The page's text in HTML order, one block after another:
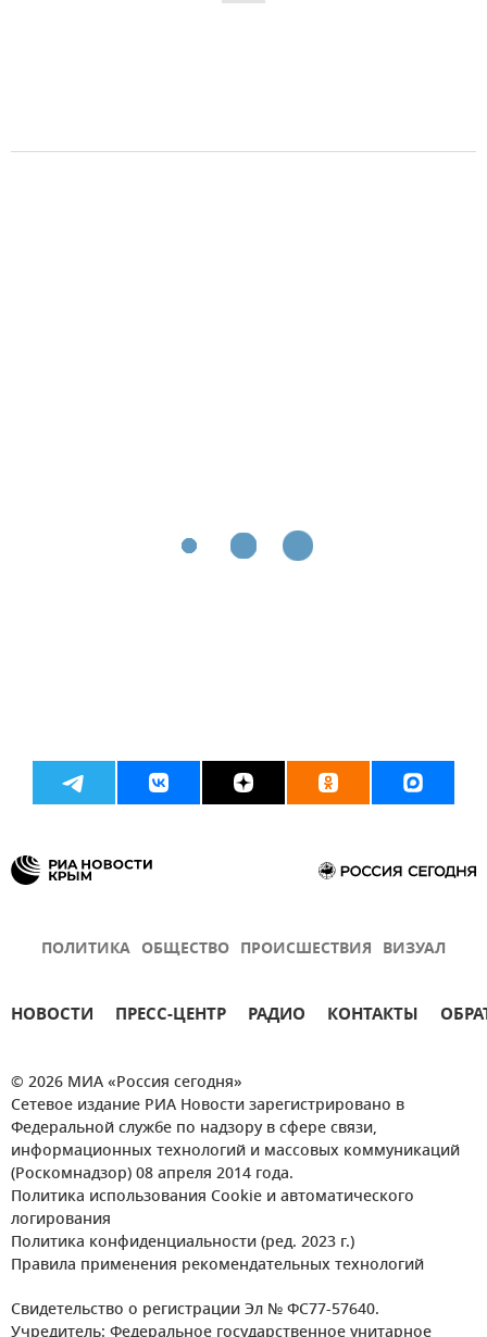
ПОЛИТИКА ОБЩЕСТВО ПРОИСШЕСТВИЯ ВИЗУАЛ
НОВОСТИ ПРЕСС-ЦЕНТР РАДИО КОНТАКТЫ
© 2026 МИА «Россия сегодня»
Сетевое издание РИА Новости зарегистрировано в
Федеральной службе по надзору в сфере связи,
информационных технологий и массовых коммуникаций
(Роскомнадзор) 08 апреля 2014 года.
Политика использования Cookie и автоматического
логирования
Политика конфиденциальности (ред. 2023 г.)
Правила применения рекомендательных технологий
Свидетельство о регистрации Эл № ФС77-57640.